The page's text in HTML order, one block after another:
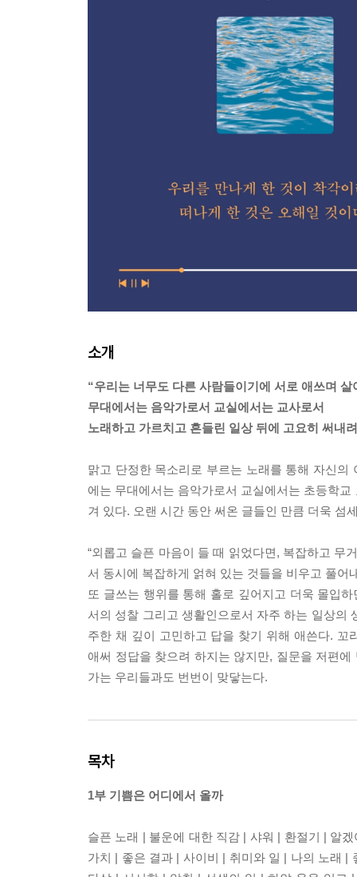
소개
“우리는 너무도 다른 사람들이기에 서로 애쓰며 살
무대에서는 음악가로서 교실에서는 교사로서
노래하고 가르치고 흔들린 일상 뒤에 고요히 써내
맑고 단정한 목소리로 부르는 노래를 통해 자신
에는 무대에서는 음악가로서 교실에서는 초등학
겨 있다. 오랜 시간 동안 써온 글들인 만큼 더욱 섬
“외롭고 슬픈 마음이 들 때 읽었다면, 복잡하고 무
서 동시에 복잡하게 얽혀 있는 것들을 비우고 풀
또 글쓰는 행위를 통해 홀로 깊어지고 더욱 몰입
서의 성찰 그리고 생활인으로서 자주 하는 일상의
주한 채 깊이 고민하고 답을 찾기 위해 애쓴다.
애써 정답을 찾으려 하지는 않지만, 질문을 저편
가는 우리들과도 번번이 맞닿는다.
목차
1부 기쁨은 어디에서 올까
슬픈 노래 | 불운에 대한 직감 | 샤워 | 환절기 | 알
가치 | 좋은 결과 | 사이비 | 취미와 일 | 나의 노래